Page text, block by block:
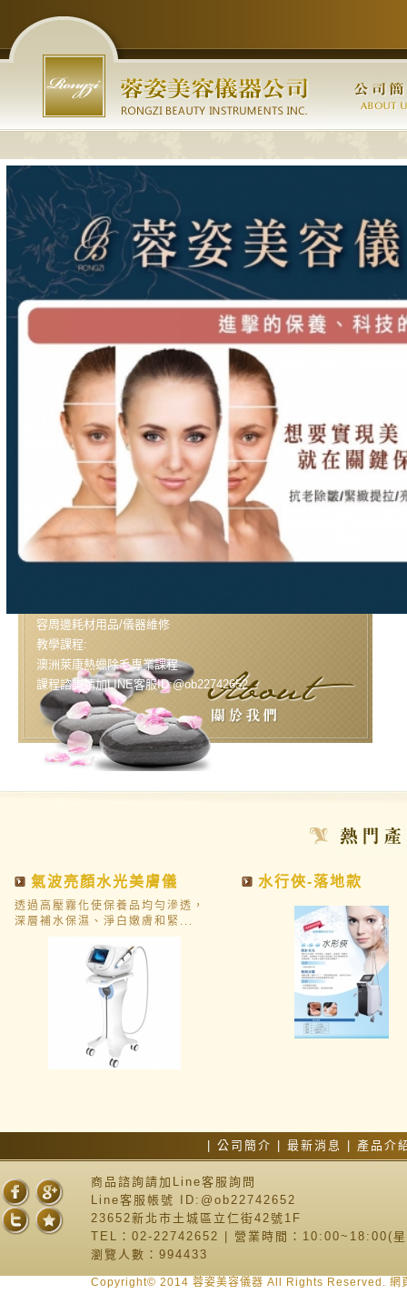
容周邊耗材用品/儀器維修
教學課程:
澳洲萊康熱蠟除毛專業課程
課程諮詢請加LINE客服ID:@ob22742652
氣波亮顏水光美膚儀
透過高壓霧化使保養品均勻滲透，
深層補水保濕、淨白嫩膚和緊...
水行俠-落地款
公司簡介 最新消息 產品介
商品諮詢請加Line客服詢問
Line客服帳號 ID:@ob22742652
23652新北市土城區立仁街42號1F
TEL：02-22742652 | 營業時間：10:00~18:00(星
瀏覽人數：994433
Copyright© 2014 蓉姿美容儀器 All Rights Reserved. 網